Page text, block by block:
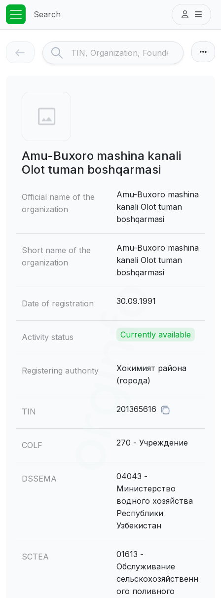
Search
Amu-Buxoro mashina kanali
Olot tuman boshqarmasi
Official name of the
organization
Amu-Buxoro mashina
kanali Olot tuman
boshqarmasi
Short name of the
organization
Amu-Buxoro mashina
kanali Olot tuman
boshqarmasi
Date of registration 30.09.1991
Activity status Currently available
Registering authority
Хокимият района
(города)
TIN 201365616
COLF 270 - Учреждение
DSSEMA
04043 -
Министерство
водного хозяйства
Республики
Узбекистан
SCTEA
01613 -
Обслуживание
сельскохозяйственн
ого поливного